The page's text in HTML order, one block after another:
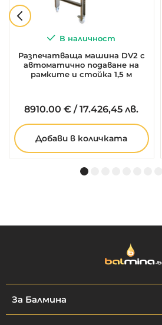
В наличност
Разпечатваща машина DV2 с
автоматично подаване на
рамките и стойка 1,5 м
8910.00 € /17.426,45 лв.
Добави в количката
За Балмина